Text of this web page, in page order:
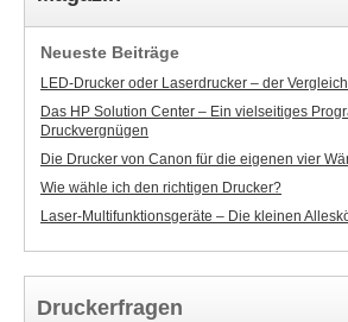
Neueste Beiträge
LED-Drucker oder Laserdrucker – der Vergleich
Das HP Solution Center – Ein vielseitiges
Druckvergnügen
Die Drucker von Canon für die eigenen vier
Wie wähle ich den richtigen Drucker?
Laser-Multifunktionsgeräte – Die kleinen
Druckerfragen